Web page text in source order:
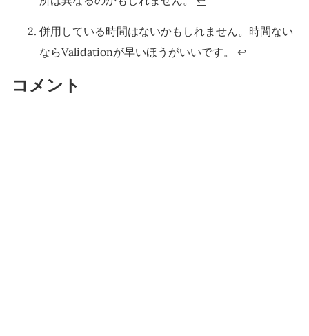
併用している時間はないかもしれません。時間ない
ならValidationが早いほうがいいです。 ↩
コメント